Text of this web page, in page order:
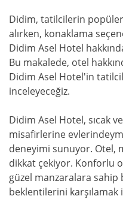
Didim, tatilcilerin
alırken, konaklama
Didim Asel Hotel
Bu makalede, otel
Didim Asel Hotel'in
inceleyeceğiz.
Didim Asel Hotel, sıcak
misafirlerine
deneyimi sunuyor. Otel,
dikkat çekiyor. Konforlu
güzel manzaralara
beklentilerini karşılamak